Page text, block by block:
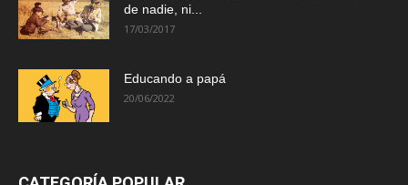
de nadie, ni...
17/03/2017
Educando a papá
20/06/2022